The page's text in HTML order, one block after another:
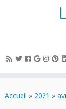
Accueil » 2021 »